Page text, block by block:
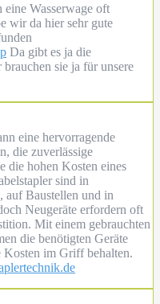
Wasserwage oft
wir da hier sehr gute
Da gibt es ja die
sie ja für unsere
eine hervorragende
die zuverlässige
die hohen Kosten eines
sind in
auf Baustellen und in
Neugeräte erfordern oft
Mit einem gebrauchten
die benötigten Geräte
Kosten im Griff behalten.